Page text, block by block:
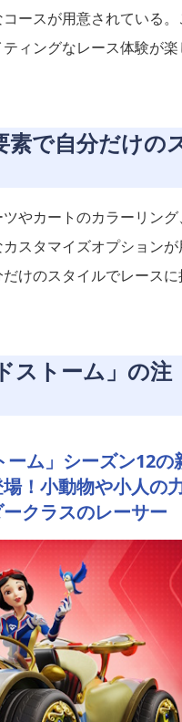
ースが用意されている。
ィングなレース体験が楽
素で自分だけの
やカートのカラーリング
スタマイズオプションが
けのスタイルでレースに
ストーム」の注
ーム」シーズン12の
！小動物や小人の
クラスのレーサー